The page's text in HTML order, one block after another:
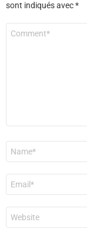
sont indiqués avec*
mail
*
Site
web